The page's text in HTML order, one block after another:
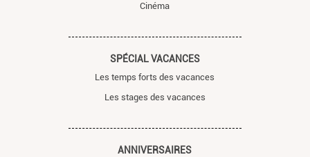
Cinéma
SPÉCIAL VACANCES
Les temps forts des vacances
Les stages des vacances
ANNIVERSAIRES